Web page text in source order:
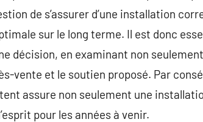
de s’assurer d’une installation
sur le long terme. Il est donc
décision, en examinant non
vente et le soutien proposé. Par
assure non seulement une
pour les années à venir.